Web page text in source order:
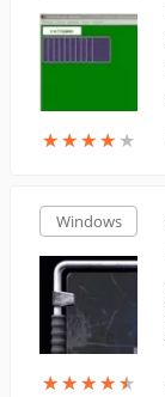
★★★★ ★
★★★★ ★
Windows
★★★★★
★★★★★